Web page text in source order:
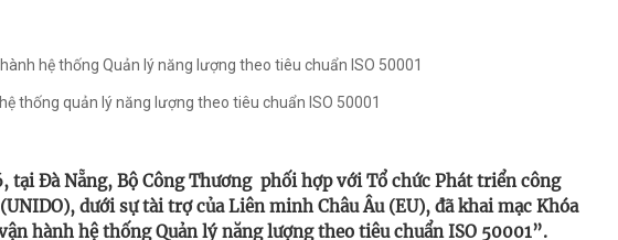
hệ thống Quản lý năng lượng theo tiêu chuẩn ISO 50001
thống quản lý năng lượng theo tiêu chuẩn ISO 50001
tại Đà Nẵng, Bộ Công Thương phối hợp với Tổ chức Phát triển công
dưới sự tài trợ của Liên minh Châu Âu (EU), đã khai mạc Khóa
hành hệ thống Quản lý năng lượng theo tiêu chuẩn ISO 50001”.